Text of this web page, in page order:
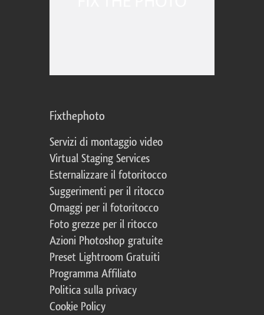
Fixthephoto
Servizi di montaggio video
Virtual Staging Services
Esternalizzare il fotoritocco
Suggerimenti per il ritocco
Omaggi per il fotoritocco
Foto grezze per il ritocco
Azioni Photoshop gratuite
Preset Lightroom Gratuiti
Programma Affiliato
Politica sulla privacy
Cookie Policy